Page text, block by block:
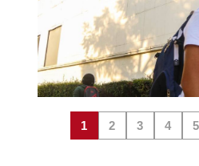
1 2 3 4 5